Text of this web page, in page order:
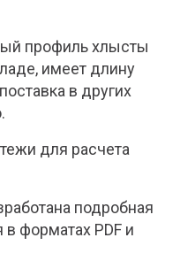
профиль хлысты
имеет длину
в других
для расчета
подробная
форматах PDF и